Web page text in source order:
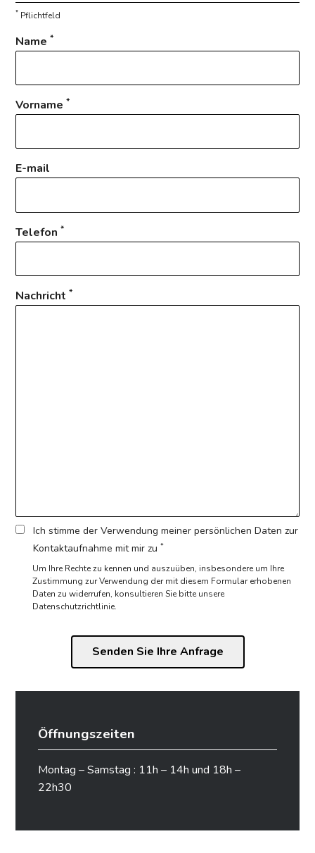
* Pflichtfeld
Name*
Vorname*
E-mail
Telefon*
Nachricht*
Ich stimme der Verwendung meiner persönlichen Daten zur
Kontaktaufnahme mit mir zu *
Um Ihre Rechte zu kennen und auszuüben, insbesondere um Ihre
Zustimmung zur Verwendung der mit diesem Formular erhobenen
Daten zu widerrufen, konsultieren Sie bitte unsere
Datenschutzrichtlinie.
Öffnungszeiten
Montag – Samstag : 11h – 14h und 18h –
22h30